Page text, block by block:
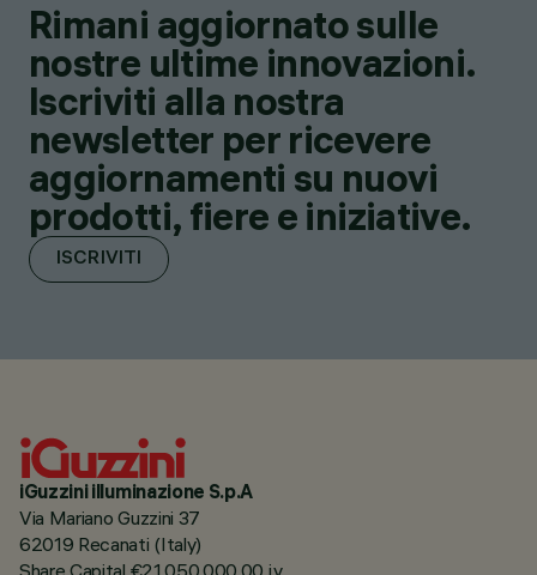
Rimani aggiornato sulle
nostre ultime innovazioni.
Iscriviti alla nostra
newsletter per ricevere
aggiornamenti su nuovi
prodotti, fiere e iniziative.
ISCRIVITI
iGuzzini illuminazione S.p.A
Via Mariano Guzzini 37
62019 Recanati (Italy)
Share Capital €21.050.000,00 i.v.